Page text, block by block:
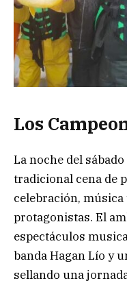
Los
La noche del
tradicional cena de
celebración,
protagonistas. El
espectáculos
banda Hagan Lío y
sellando una